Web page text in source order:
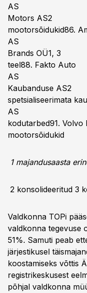
AS
Motors
mootorsõidukid86.
AS
Brands OÜ1, 3
teel88. Fakto Auto
AS
Kaubanduse
spetsialiseerimata
AS muud
mootorsõidukid
1 majandusaasta
2 konsolideeritud 3
Valdkonna TOPi
valdkonna tegevuse
51%. Samuti peab
järjestikusel
koostamiseks võttis
registrikeskusest
põhjal valdkonna